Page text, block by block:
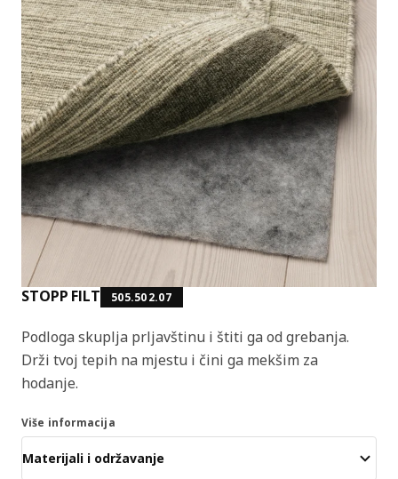
STOPP FILT 505.502.07
Podloga skuplja prljavštinu i štiti ga od grebanja.
Drži tvoj tepih na mjestu i čini ga mekšim za
hodanje.
Više informacija
Materijali i održavanje